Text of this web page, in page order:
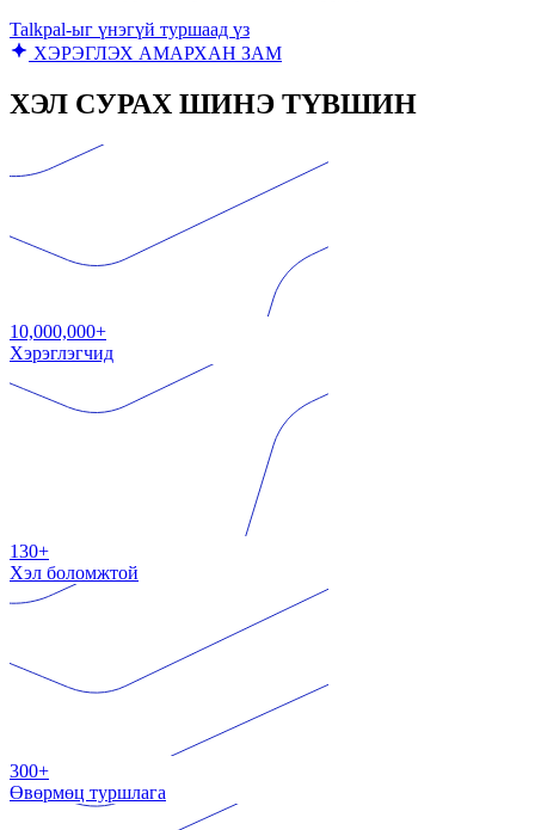
Talkpal-ыг үнэгүй туршаад үз
ХЭРЭГЛЭХ АМАРХАН ЗАМ
ХЭЛ СУРАХ ШИНЭ ТҮВШИН
10,000,000+
Хэрэглэгчид
130+
Хэл боломжтой
300+
Өвөрмөц туршлага